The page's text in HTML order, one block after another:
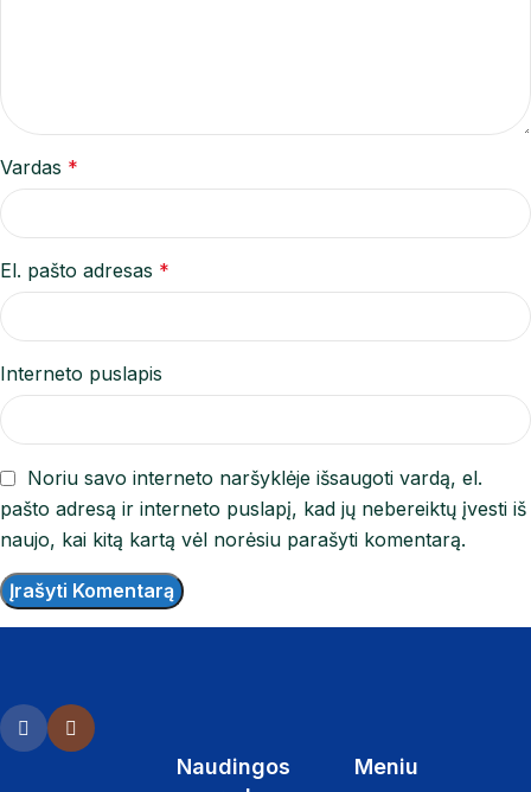
Vardas *
El. pašto adresas *
Interneto puslapis
Noriu savo interneto naršyklėje išsaugoti vardą, el.
pašto adresą ir interneto puslapį, kad jų nebereiktų įvesti iš
naujo, kai kitą kartą vėl norėsiu parašyti komentarą.
Naudingos
Meniu